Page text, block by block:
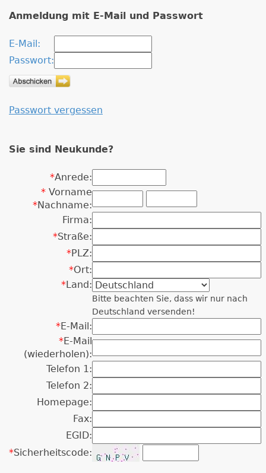
Anmeldung mit E-Mail und Passwort
E-Mail:
Passwort:
Passwort vergessen
Sie sind Neukunde?
*Anrede:
* Vorname
*Nachname:
Firma:
*Straße:
*PLZ:
*Ort:
*Land:
Bitte beachten Sie, dass wir nur nach
Deutschland versenden!
*E-Mail:
*E-Mail
(wiederholen):
Telefon 1:
Telefon 2:
Homepage:
Fax:
EGID:
*Sicherheitscode: